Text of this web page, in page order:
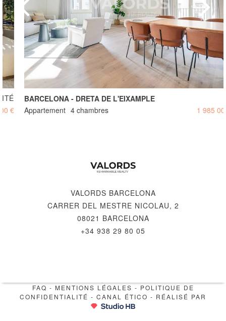
BARCELONA - DRETA DE L'EIXAMPLE
Appartement 4 chambres 1 985 000 €
VALORDS BARCELONA
CARRER DEL MESTRE NICOLAU, 2
08021 BARCELONA
+34 938 29 80 05
FAQ - MENTIONS LÉGALES - POLITIQUE DE
CONFIDENTIALITÉ - CANAL ÉTICO - RÉALISÉ PAR